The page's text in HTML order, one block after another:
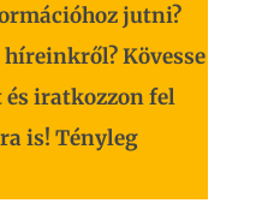
jutni?
Kövesse
iratkozzon fel
is! Tényleg